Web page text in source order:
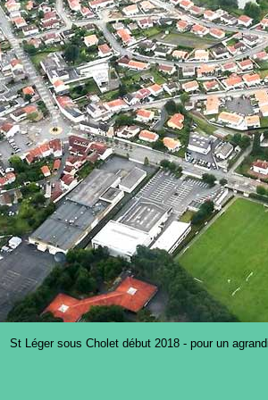
St Léger sous Cholet début 2018 - pour un